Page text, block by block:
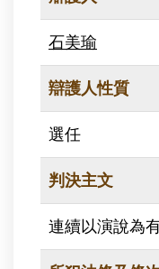
石美瑜
辯護人性質
選任
判決主文
連續以演說為